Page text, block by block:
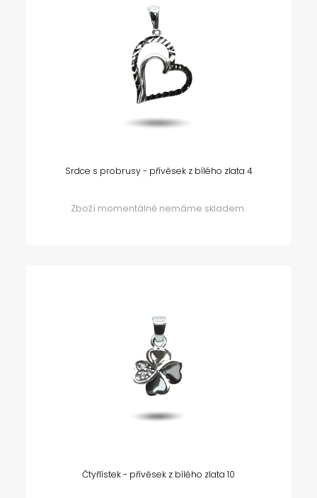
Srdce s probrusy - přívěsek z bílého zlata 4
Zboží momentálně nemáme skladem.
Čtyřlístek - přívěsek z bílého zlata 10